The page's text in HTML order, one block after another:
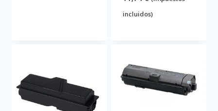
incluidos)